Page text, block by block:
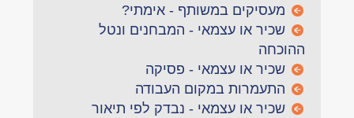
מעסיקים במשותף - אימתי?
שכיר או עצמאי - המבחנים ונטל
ההוכחה
שכיר או עצמאי - פסיקה
התעמרות במקום העבודה
שכיר או עצמאי - נבדק לפי תיאור